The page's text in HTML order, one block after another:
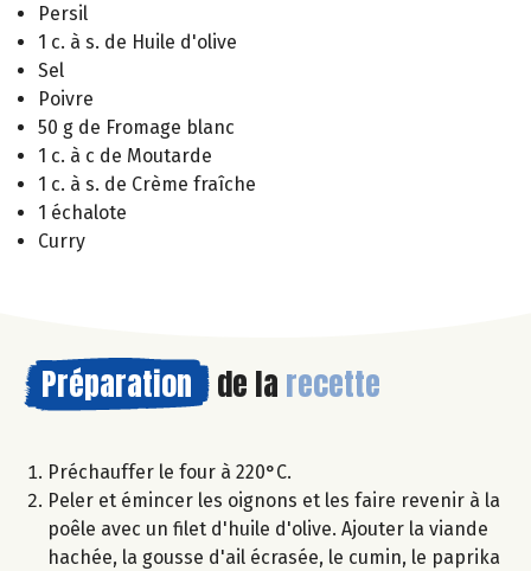
Persil
1 c. à s. de Huile d'olive
Sel
Poivre
50 g de Fromage blanc
1 c. à c de Moutarde
1 c. à s. de Crème fraîche
1 échalote
Curry
Préparation de la recette
Préchauffer le four à 220°C.
Peler et émincer les oignons et les faire revenir à la
poêle avec un filet d'huile d'olive. Ajouter la viande
hachée, la gousse d'ail écrasée, le cumin, le paprika